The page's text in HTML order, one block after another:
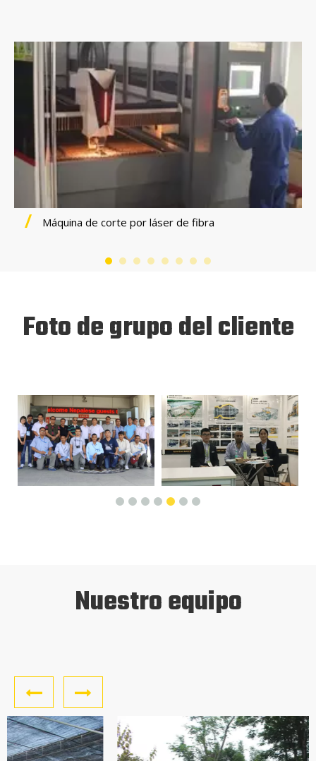
Máquina de corte por láser de fibra
Foto de grupo del cliente
Nuestro equipo